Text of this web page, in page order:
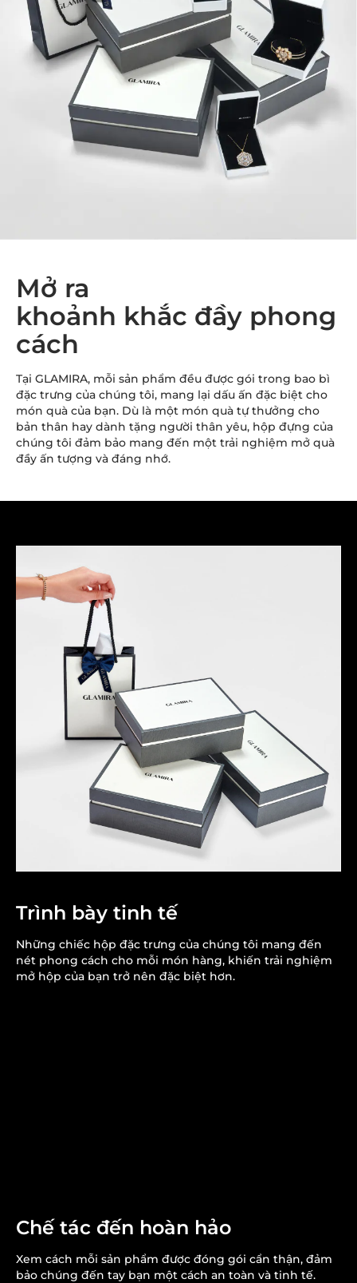
Mở ra
khoảnh khắc đầy phong
cách
Tại GLAMIRA, mỗi sản phẩm đều được gói trong bao bì
đặc trưng của chúng tôi, mang lại dấu ấn đặc biệt cho
món quà của bạn. Dù là một món quà tự thưởng cho
bản thân hay dành tặng người thân yêu, hộp đựng của
chúng tôi đảm bảo mang đến một trải nghiệm mở quà
đầy ấn tượng và đáng nhớ.
Trình bày tinh tế
Những chiếc hộp đặc trưng của chúng tôi mang đến
nét phong cách cho mỗi món hàng, khiến trải nghiệm
mở hộp của bạn trở nên đặc biệt hơn.
Chế tác đến hoàn hảo
Xem cách mỗi sản phẩm được đóng gói cẩn thận, đảm
bảo chúng đến tay bạn một cách an toàn và tinh tế.